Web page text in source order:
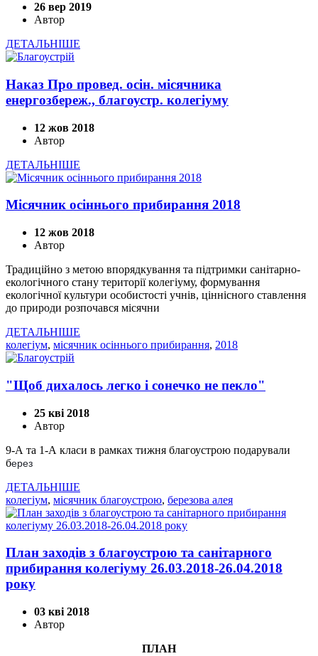
26 вер 2019
Автор
ДЕТАЛЬНІШЕ
Наказ Про провед. осін. місячника
енергозбереж., благоустр. колегіуму
12 жов 2018
Автор
ДЕТАЛЬНІШЕ
Місячник осіннього прибирання 2018
12 жов 2018
Автор
Традиційно з метою впорядкування та підтримки санітарно-
екологічного стану території колегіуму, формування
екологічної культури особистості учнів, ціннісного ставлення
до природи розпочався місячни
ДЕТАЛЬНІШЕ
колегіум, місячник осіннього прибирання, 2018
"Щоб дихалось легко і сонечко не пекло"
25 кві 2018
Автор
9-А та 1-А класи в рамках тижня благоустрою подарували
берез
ДЕТАЛЬНІШЕ
колегіум, місячник благоустрою, березова алея
План заходів з благоустрою та санітарного
прибирання колегіуму 26.03.2018-26.04.2018
року
03 кві 2018
Автор
ПЛАН